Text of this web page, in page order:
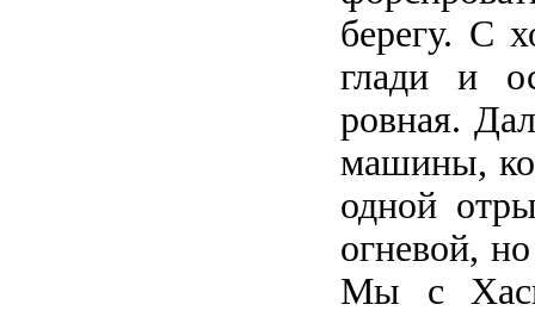
берегу. С
глади и
ровная.
машины,
одной
огневой,
Мы с